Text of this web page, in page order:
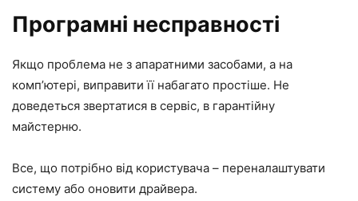
Програмні несправності
Якщо проблема не з апаратними засобами, а на
комп’ютері, виправити її набагато простіше. Не
доведеться звертатися в сервіс, в гарантійну
майстерню.
Все, що потрібно від користувача – переналаштувати
систему або оновити драйвера.